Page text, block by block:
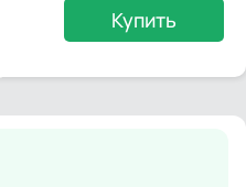
Купить